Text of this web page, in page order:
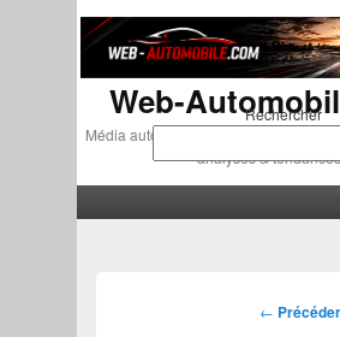
Rechercher
Web-
Média automobile indépendant depuis
analyses & tendances
←